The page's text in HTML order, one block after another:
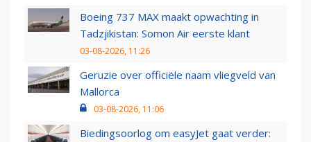
Boeing 737 MAX maakt opwachting in
Tadzjikistan: Somon Air eerste klant
03-08-2026, 11:26
Geruzie over officiële naam vliegveld van
Mallorca
03-08-2026, 11:06
Biedingsoorlog om easyJet gaat verder: